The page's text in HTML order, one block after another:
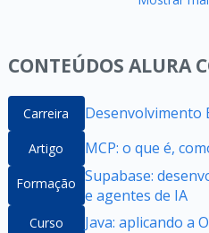
CONTEÚDOS ALURA
Carreira Desenvolvimento
Artigo MCP: o que é,
Formação Supabase:
e agentes de IA
Curso Java: aplicando a